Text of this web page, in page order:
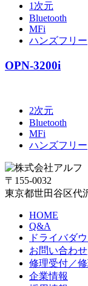
1次元
Bluetooth
MFi
ハンズフリー
OPN-3200i
2次元
Bluetooth
MFi
ハンズフリー
〒155-0032
東京都世田谷区代
HOME
Q&A
ドライバダ
お問い合わせ
修理受付／
企業情報